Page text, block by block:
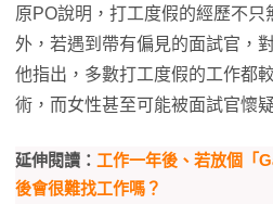
原PO說明，打工度假的經歷不
外，若遇到帶有偏見的面試官，
他指出，多數打工度假的工作都
術，而女性甚至可能被面試官懷
延伸閱讀： 工作一年後、若放個「
後會很難找工作嗎？